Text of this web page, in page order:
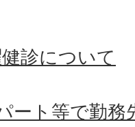
診について
ート等で勤務